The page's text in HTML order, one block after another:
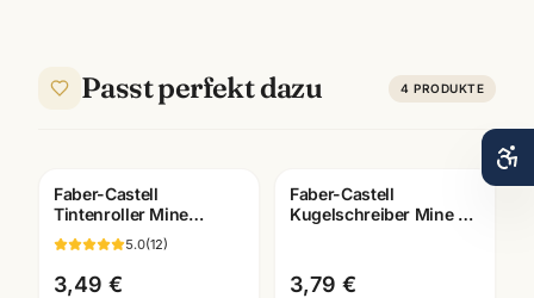
Passt perfekt dazu 4 PRODUKTE
Faber-Castell
Tintenroller Mine
blau/schwarz ·
Rollerball Refill · WSF
Mannheim
5.0(12)
3,49 €
Faber-Castell
Kugelschreiber Mine M
Mannheim
3,79 €